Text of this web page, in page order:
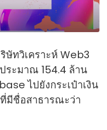
ทวิเคราะห์ Web3
ระมาณ 154.4 ล้าน
ไปยังกระเป๋าเงิน
มีชื่อสาธารณะว่า